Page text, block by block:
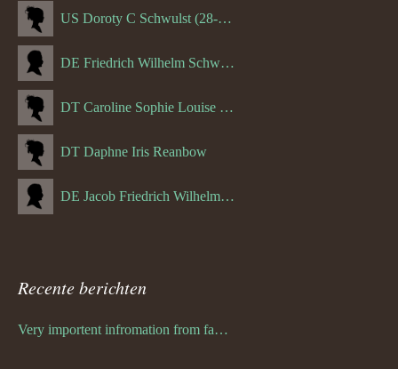
US Doroty C Schwulst (28-12-1919)
DE Friedrich Wilhelm Schwulst
DT Caroline Sophie Louise Schreuder born Schwulst (13-05-1866)
DT Daphne Iris Reanbow
DE Jacob Friedrich Wilhelm Hurth
Recente berichten
Very importent infromation from family Schwulst